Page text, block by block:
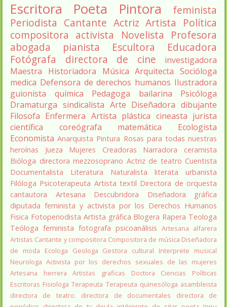
Escritora Poeta Pintora
feminista
Periodista Cantante Actriz Artista
Política
compositora activista Novelista
Profesora
abogada
pianista Escultora
Educadora
Fotógrafa
directora de cine
investigadora
Maestra
Historiadora Música Arquitecta Socióloga
medica Defensora de derechos humanos Ilustradora
guionista
química Pedagoga bailarina
Psicóloga
Dramaturga sindicalista Arte Diseñadora dibujante
Filosofa Enfermera Artista plástica cineasta jurista
científica
coreógrafa matemática
Ecologista
Economista Anarquista Pintura Rosas para todas nuestras
heroínas
Jueza Mujeres Creadoras Narradora
ceramista
Bióloga directora mezzosoprano Actriz de teatro Cuentista
Documentalista
Literatura Naturalista literata
urbanista
Filóloga Psicoterapeuta Artista textil Directora de orquesta
cantautora
Artesana Descubridora
Diseñadora gráfica
diputada feminista y activista por los Derechos Humanos
Fisica Fotoperiodista Artista gráfica Blogera Rapera Teologa
Teóloga feminista fotografa psicoanálisis Artesana alfarera
Artistas Cantante y compositora Compositora de música Diseñadora
de moda
Ecologa Geologa Gestora cultural
Interprete musical
Neurologa Activista por los derechos sexuales de las mujeres
Artesana herrera
Artistas graficas
Doctora Ciencias Políticas
Escritoras Fisiologa Terapeuta Terapeuta quinesóloga asambleista
directora de teatro.
directora de documentales
directora de